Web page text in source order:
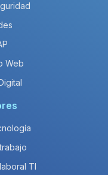
Web
TI